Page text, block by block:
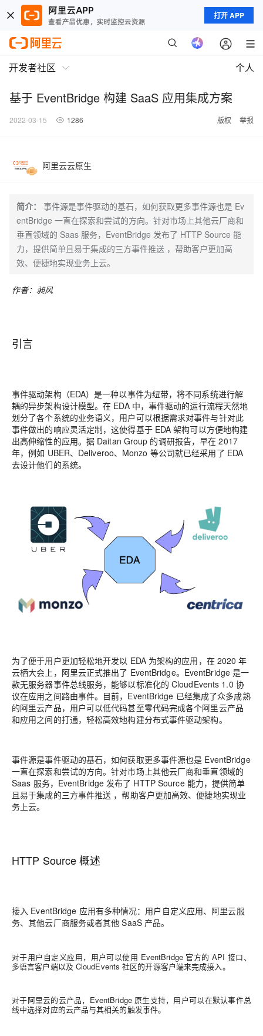
打开 APP
开发者社区 个人
基于 EventBridge 构建 SaaS 应用集成方案
2022-03-15 1286 版权 举报
阿里云云原生
简介：
事件源是事件驱动的基石，如何获取更多事件源也是 Ev
entBridge 一直在探索和尝试的方向。针对市场上其他云厂商和
垂直领域的 Saas 服务，EventBridge 发布了 HTTP Source 能
力，提供简单且易于集成的三方事件推送 ，帮助客户更加高
效、便捷地实现业务上云。
作者：昶风
引言
事件驱动架构（EDA）是一种以事件为纽带，将不同系统进行解
耦的异步架构设计模型。在 EDA 中，事件驱动的运行流程天然地
划分了各个系统的业务语义，用户可以根据需求对事件与针对此
事件做出的响应灵活定制，这使得基于 EDA 架构可以方便地构建
出高伸缩性的应用。据 Daitan Group 的调研报告，早在 2017
年，例如 UBER、Deliveroo、Monzo 等公司就已经采用了 EDA
去设计他们的系统。
为了便于用户更加轻松地开发以 EDA 为架构的应用，在 2020 年
云栖大会上，阿里云正式推出了 EventBridge。EventBridge 是一
款无服务器事件总线服务，能够以标准化的 CloudEvents 1.0 协
议在应用之间路由事件。目前，EventBridge 已经集成了众多成熟
的阿里云产品，用户可以低代码甚至零代码完成各个阿里云产品
和应用之间的打通，轻松高效地构建分布式事件驱动架构。
事件源是事件驱动的基石，如何获取更多事件源也是 EventBridge
一直在探索和尝试的方向。针对市场上其他云厂商和垂直领域的
Saas 服务，EventBridge 发布了 HTTP Source 能力，提供简单
且易于集成的三方事件推送 ，帮助客户更加高效、便捷地实现业
务上云。
HTTP Source 概述
接入 EventBridge 应用有多种情况：用户自定义应用、阿里云服
务、其他云厂商服务或者其他 SaaS 产品。
对于用户自定义应用，用户可以使用 EventBridge 官方的 API 接口、
多语言客户端以及 CloudEvents 社区的开源客户端来完成接入。
对于阿里云的云产品，EventBridge 原生支持，用户可以在默认事件总
线中选择对应的云产品与其相关的触发事件。